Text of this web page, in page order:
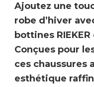
Ajoutez une
robe d’hiver
bottines RIEKER
Conçues pour
ces chaussures
esthétique